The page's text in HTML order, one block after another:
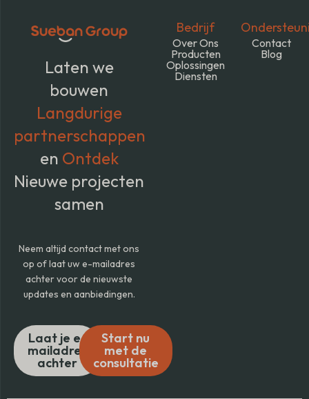
Laten we
bouwen
Langdurige
partnerschappen
en Ontdek
Nieuwe projecten
samen
Neem altijd contact met ons
op of laat uw e-mailadres
achter voor de nieuwste
updates en aanbiedingen.
Laat je e-
mailadres
achter
Start nu
met de
consultatie
Bedrijf
Over Ons
Producten
Oplossingen
Diensten
Contact
Blog